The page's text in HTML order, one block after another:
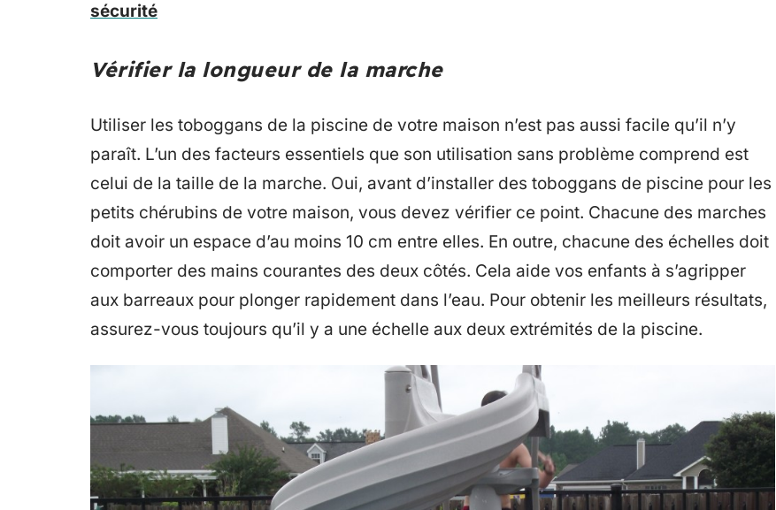
sécurité
Vérifier la longueur de la marche
Utiliser les toboggans de la piscine de votre maison n’est pas aussi facile qu’il n’y
paraît. L’un des facteurs essentiels que son utilisation sans problème comprend est
celui de la taille de la marche. Oui, avant d’installer des toboggans de piscine pour les
petits chérubins de votre maison, vous devez vérifier ce point. Chacune des marches
doit avoir un espace d’au moins 10 cm entre elles. En outre, chacune des échelles doit
comporter des mains courantes des deux côtés. Cela aide vos enfants à s’agripper
aux barreaux pour plonger rapidement dans l’eau. Pour obtenir les meilleurs résultats,
assurez-vous toujours qu’il y a une échelle aux deux extrémités de la piscine.